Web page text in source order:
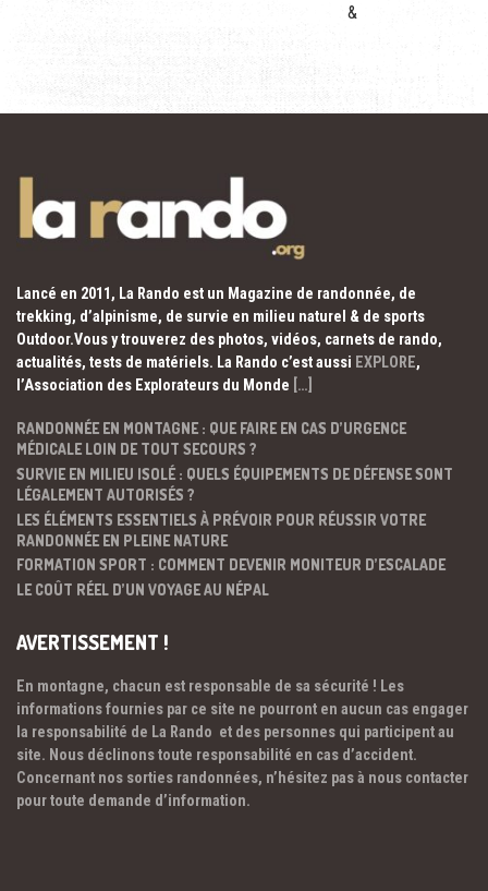
&
Lancé en 2011, La Rando est un Magazine de randonnée, de
trekking, d’alpinisme, de survie en milieu naturel & de sports
Outdoor.Vous y trouverez des photos, vidéos, carnets de rando,
actualités, tests de matériels. La Rando c’est aussi EXPLORE,
l’Association des Explorateurs du Monde […]
RANDONNÉE EN MONTAGNE : QUE FAIRE EN CAS D’URGENCE
MÉDICALE LOIN DE TOUT SECOURS ?
SURVIE EN MILIEU ISOLÉ : QUELS ÉQUIPEMENTS DE DÉFENSE SONT
LÉGALEMENT AUTORISÉS ?
LES ÉLÉMENTS ESSENTIELS À PRÉVOIR POUR RÉUSSIR VOTRE
RANDONNÉE EN PLEINE NATURE
FORMATION SPORT : COMMENT DEVENIR MONITEUR D’ESCALADE
LE COÛT RÉEL D’UN VOYAGE AU NÉPAL
AVERTISSEMENT !
En montagne, chacun est responsable de sa sécurité ! Les
informations fournies par ce site ne pourront en aucun cas engager
la responsabilité de La Rando et des personnes qui participent au
site. Nous déclinons toute responsabilité en cas d’accident.
Concernant nos sorties randonnées, n’hésitez pas à nous contacter
pour toute demande d’information.